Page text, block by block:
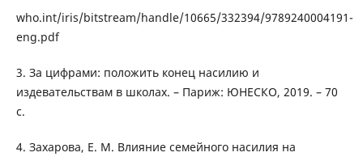
who.int/iris/bitstream/handle/10665/332394/9789240004191-
eng.pdf
3. За цифрами: положить конец насилию и
издевательствам в школах. – Париж: ЮНЕСКО, 2019. – 70
с.
4. Захарова, Е. М. Влияние семейного насилия на